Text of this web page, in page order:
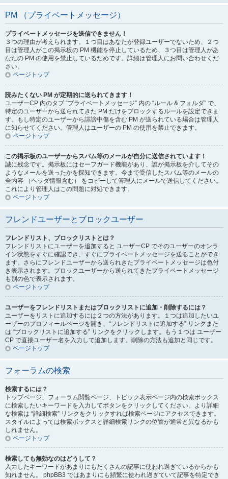
PM （プライベートメッセージ）
プライベートメッセージを送信できません！
３つの理由が考えられます。１つ目はあなたが登録ユーザーでないため、２つ
目は管理人がこの掲示板の PM 機能を停止しているため、３つ目は管理人があ
なたの PM の使用を禁止しているためです。詳細は管理人にお問い合わせくだ
さい。
ページトップ
読みたくない PM が定期的に送られてきます！
ユーザーCP 内のタブ “プライベートメッセージ” 内の “ルール & フォルダ” で、
特定のユーザーから送られてきた PM だけをブロックするルールを設定できま
す。もし特定のユーザーから誹謗中傷を含む PM が送られている場合は管理人
に知らせてください。管理人はユーザーの PM の使用を禁止できます。
ページトップ
この掲示板のユーザーからスパム等のメールが自分に送信されています！
誠に残念です。掲示板にはセーフガード機能があり、誰が掲示板を介してその
ようなメールを送ったかを探知できます。今まで受信したスパム等のメールの
全内容 （ヘッダ情報含む） をコピーして管理人にメールで送信してください。
これにより管理人はこの問題に対処できます。
ページトップ
フレンドユーザーとブロックユーザー
フレンドリスト、ブロックリストとは？
フレンドリストにユーザーを追加すると ユーザーCP でそのユーザーのオンラ
イン状態をすぐに確認でき、すぐにプライベートメッセージを送ることができ
ます。さらにフレンドユーザーから送られきたプライベートメッセージは色付
き表示されます。ブロックユーザーから送られてきたプライベートメッセージ
も別の色で表示されます。
ページトップ
ユーザーをフレンドリストまたはブロックリストに追加・削除するには？
ユーザーをリストに追加するには２つの方法があります。１つは追加したいユ
ーザーのプロフィールページを開き、“フレンドリストに追加する” リンクまた
は “ブロックリストに追加する” リンクをクリックします。もう１つは ユーザー
CP で直接ユーザー名を入力して追加します。削除の方法も追加と同じです。
ページトップ
フォーラムの検索
検索するには？
トップページ、フォーラム閲覧ページ、トピック表示ページ内の検索ボックス
に検索したいキーワードを入力してボタンをクリックしてください。より詳細
な検索は “詳細検索” リンクをクリックすれば検索ページにアクセスできます。
スタイルによっては検索ボックスと詳細検索リンクの位置が通常と異なるかも
しれません。
ページトップ
検索しても無効なのはどうして？
入力したキーワードがあまりにもたくさんの記事に使われ過ぎているからかも
知れません。 phpBB3 ではあまりにも頻繁に使われ過ぎていて記事を特定でき